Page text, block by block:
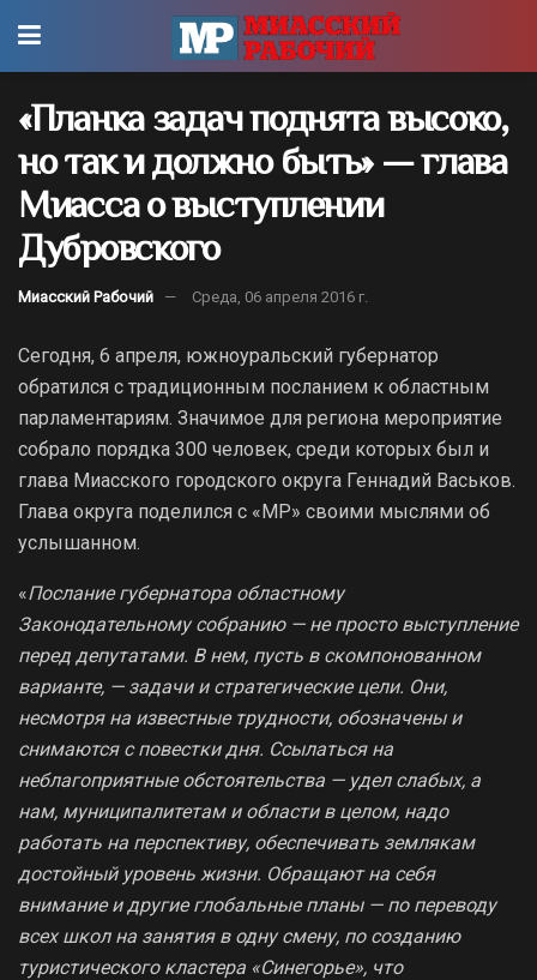
«Планка задач поднята высоко,
но так и должно быть» — глава
Миасса о выступлении
Дубровского
Миасский Рабочий Среда, 06 апреля 2016 г.
Сегодня, 6 апреля, южноуральский губернатор
обратился с традиционным посланием к областным
парламентариям. Значимое для региона мероприятие
собрало порядка 300 человек, среди которых был и
глава Миасского городского округа Геннадий Васьков.
Глава округа поделился с «МР» своими мыслями об
услышанном.
«Послание губернатора областному
Законодательному собранию — не просто выступление
перед депутатами. В нем, пусть в скомпонованном
варианте, — задачи и стратегические цели. Они,
несмотря на известные трудности, обозначены и
снимаются с повестки дня. Ссылаться на
неблагоприятные обстоятельства — удел слабых, а
нам, муниципалитетам и области в целом, надо
работать на перспективу, обеспечивать землякам
достойный уровень жизни. Обращают на себя
внимание и другие глобальные планы — по переводу
всех школ на занятия в одну смену, по созданию
туристического кластера «Синегорье», что